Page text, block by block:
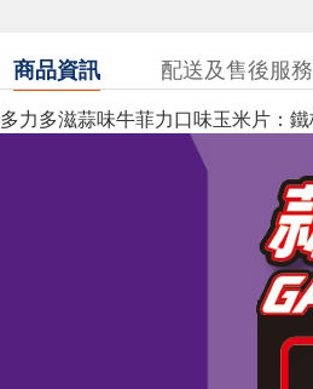
商品資訊 配送及售後服
多力多滋蒜味牛菲力口味玉米片：